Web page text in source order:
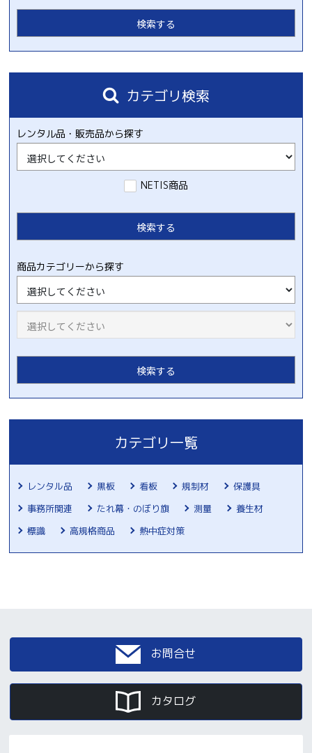
カテゴリ検索
レンタル品・販売品から探す
NETIS商品
商品カテゴリーから探す
カテゴリ一覧
レンタル品 黒板 看板 規制材
保護具
事務所関連
たれ幕・のぼり旗 測量
養生材
標識
高規格商品 熱中症対策
お問合せ
カタログ